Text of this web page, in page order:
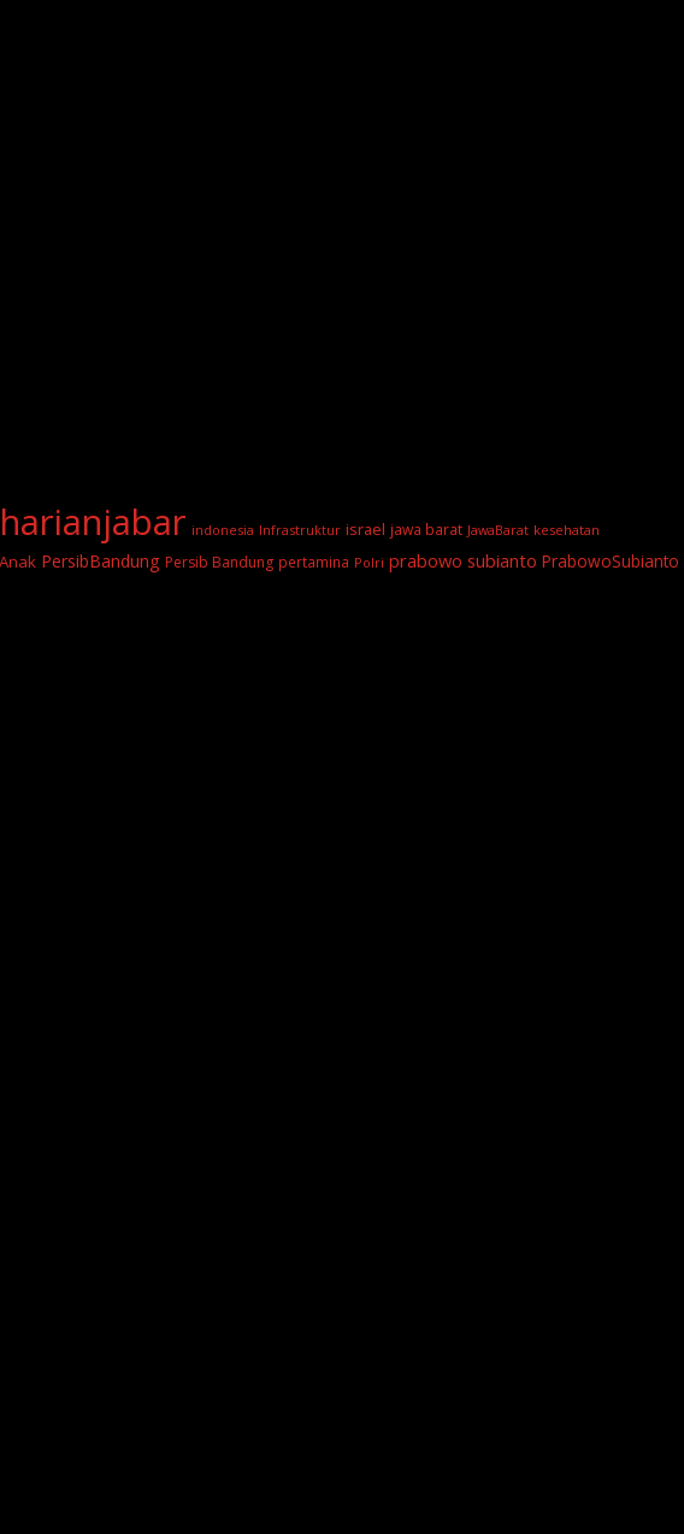
harianjabar indonesia Infrastruktur israel jawa barat JawaBarat kesehatan
PersibBandung Persib Bandung pertamina Polri prabowo subianto PrabowoSubianto